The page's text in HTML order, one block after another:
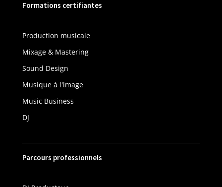
Formations certifiantes
Production musicale
Mixage & Mastering
Sound Design
Musique à l'image
Music Business
DJ
Parcours professionnels